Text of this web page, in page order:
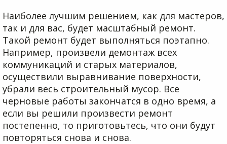
Наиболее лучшим решением, как для мастеров,
так и для вас, будет масштабный ремонт.
Такой ремонт будет выполняться поэтапно.
Например, произвели демонтаж всех
коммуникаций и старых материалов,
осуществили выравнивание поверхности,
убрали весь строительный мусор. Все
черновые работы закончатся в одно время, а
если вы решили произвести ремонт
постепенно, то приготовьтесь, что они будут
повторяться снова и снова.